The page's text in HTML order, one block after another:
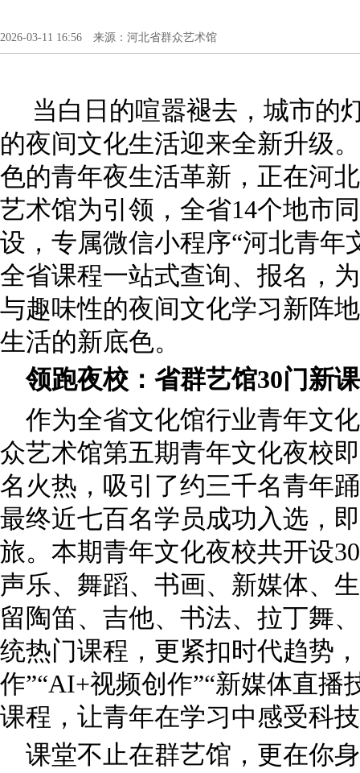
2026-03-11 16:56 来源：河北省群众艺术馆
当白日的喧嚣褪去，城市的
的夜间文化生活迎来全新升级
色的青年夜生活革新，正在河
艺术馆为引领，全省14个地市
设，专属微信小程序“河北青年
全省课程一站式查询、报名，
与趣味性的夜间文化学习新阵
生活的新底色。
领跑夜校：省群艺馆30门新
作为全省文化馆行业青年文
众艺术馆第五期青年文化夜校
名火热，吸引了约三千名青年
最终近七百名学员成功入选，
旅。本期青年文化夜校共开设
声乐、舞蹈、书画、新媒体、
留陶笛、吉他、书法、拉丁舞
统热门课程，更紧扣时代趋势
作”“AI+视频创作”“新媒体直播
课程，让青年在学习中感受科
课堂不止在群艺馆，更在你